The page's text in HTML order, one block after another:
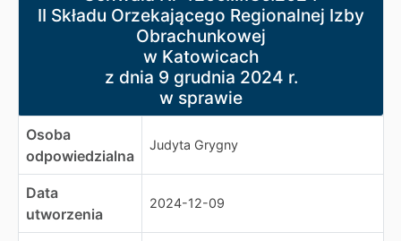
II Składu Orzekającego Regionalnej Izby Obrachunkowej
z dnia 9 grudnia 2024 r.
II Składu Orzekającego Regionalnej Izby
Obrachunkowej
w Katowicach
z dnia 9 grudnia 2024 r.
w sprawie
Osoba
odpowiedzialna
Judyta Grygny
Data
utworzenia
2024-12-09